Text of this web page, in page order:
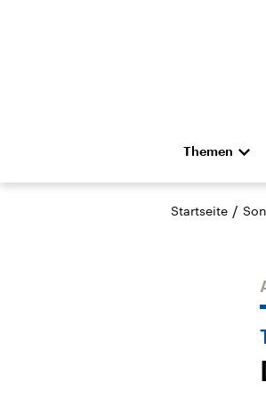
Themen
Die
Hörspiel und
Startseite /